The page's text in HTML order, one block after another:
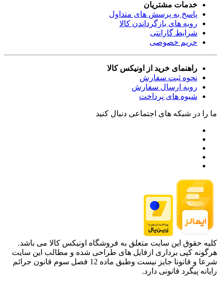
خدمات مشتریان
پاسخ به پرسش های متداول
رویه های بازگرداندن کالا
شرایط گارانتی
حریم خصوصی
راهنمای خرید از اونیکس کالا
نحوه ثبت سفارش
رویه ارسال سفارش
شیوه های پرداخت
ما را در شبکه های اجتماعی دنبال کنید
کلیه حقوق این سایت متعلق به فروشگاه اونیکس کالا می باشد.
هرگونه کپی برداری ازفایل های طراحی شده و مطالب این سایت
شرعا و قانونا جایز نیست وطبق ماده 12 فصل سوم قانون جرائم
رایانه پیگرد قانونی دارد.